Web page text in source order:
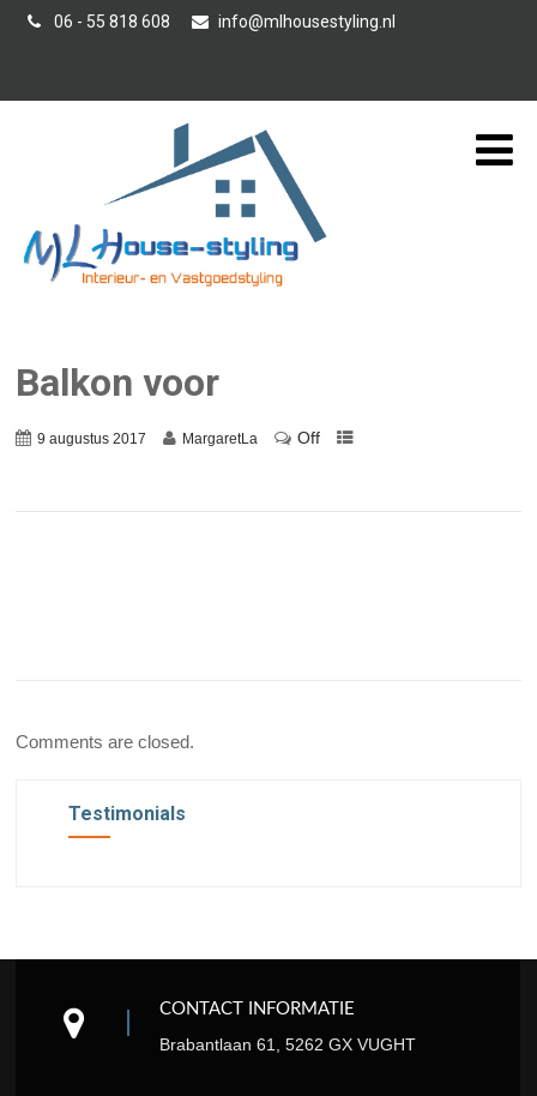
06 - 55 818 608 info@mlhousestyling.nl
Balkon voor
9 augustus 2017 MargaretLa Off
Comments are closed.
Testimonials
CONTACT INFORMATIE
Brabantlaan 61, 5262 GX VUGHT